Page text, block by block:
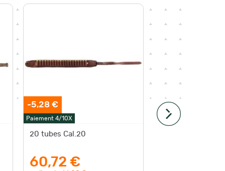
-5,28 €
Paiement 4/10X
20 tubes Cal.20
60,72 €